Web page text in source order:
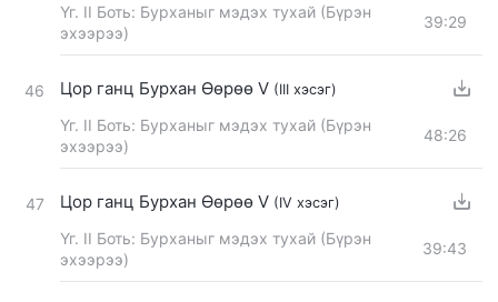
Үг. II Боть: Бурханыг мэдэх тухай (Бүрэн
эхээрээ)
39:29
46 Цор ганц Бурхан Өөрөө V (III хэсэг)
Үг. II Боть: Бурханыг мэдэх тухай (Бүрэн
эхээрээ)
48:26
47 Цор ганц Бурхан Өөрөө V (IV хэсэг)
Үг. II Боть: Бурханыг мэдэх тухай (Бүрэн
эхээрээ)
39:43